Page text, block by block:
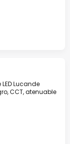
Lucande
CCT, atenuable